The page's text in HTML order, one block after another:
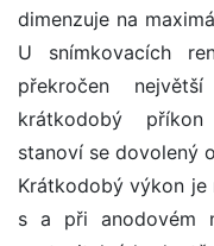
dimenzuje na
U snímkovacích
překročen
krátkodobý
stanoví se dovolený
Krátkodobý výkon je
s a při anodovém